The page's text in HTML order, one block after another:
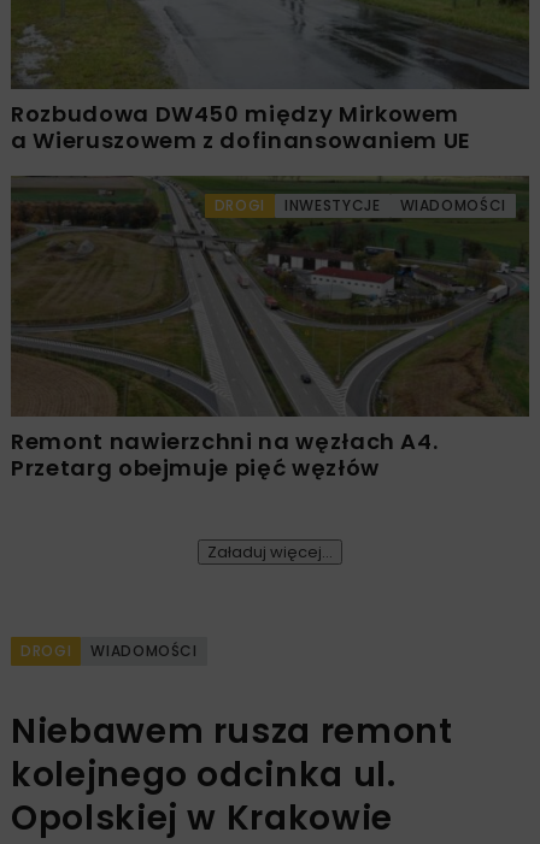
Rozbudowa DW450 między Mirkowem
a Wieruszowem z dofinansowaniem UE
DROGI INWESTYCJE WIADOMOŚCI
Remont nawierzchni na węzłach A4.
Przetarg obejmuje pięć węzłów
Załaduj więcej...
DROGI WIADOMOŚCI
Niebawem rusza remont
kolejnego odcinka ul.
Opolskiej w Krakowie